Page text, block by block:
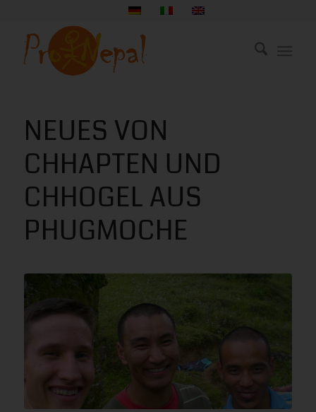
NEUES VON
CHHAPTEN UND
CHHOGEL AUS
PHUGMOCHE